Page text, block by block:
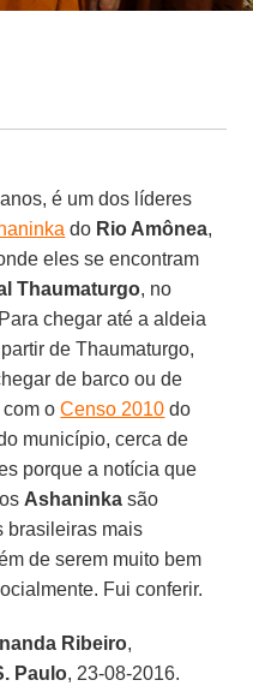
é um dos líderes
do Rio Amônea,
eles se encontram
Thaumaturgo, no
chegar até a aldeia
de Thaumaturgo,
de barco ou de
com oCenso 2010 do
município, cerca de
porque a notícia que
Ashaninka são
brasileiras mais
de serem muito bem
Fui conferir.
Ribeiro,
Paulo, 23-08-2016.